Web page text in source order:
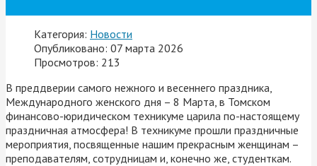
Категория: Новости
Опубликовано: 07 марта 2026
Просмотров: 213
В преддверии самого нежного и весеннего праздника,
Международного женского дня – 8 Марта, в Томском
финансово-юридическом техникуме царила по-настоящему
праздничная атмосфера! В техникуме прошли праздничные
мероприятия, посвященные нашим прекрасным женщинам –
преподавателям, сотрудницам и, конечно же, студенткам.